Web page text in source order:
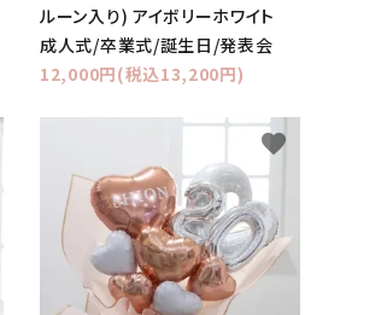
ルーン入り) アイボリーホワイト
成人式/卒業式/誕生日/発表会
12,000円(税込13,200円)
favorite